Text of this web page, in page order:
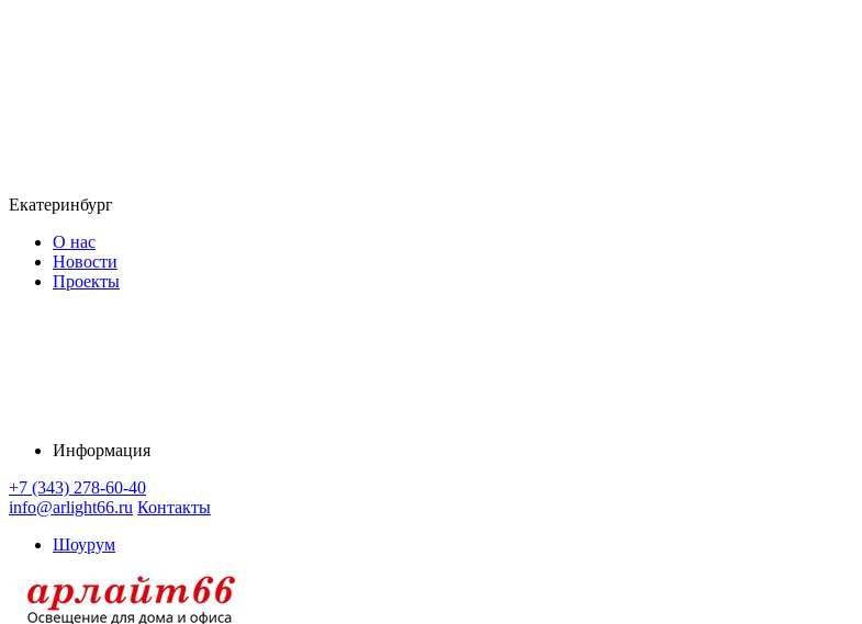
Екатеринбург
О нас
Новости
Проекты
Информация
+7 (343) 278-60-40
info@arlight66.ru Контакты
Шоурум